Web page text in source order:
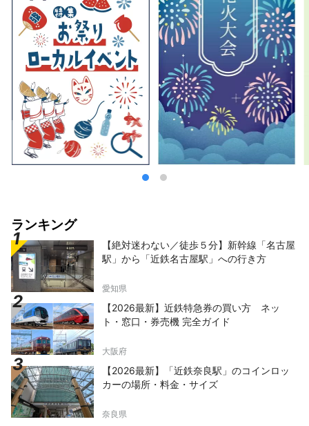
ランキング
【絶対迷わない／徒歩５分】新幹線「名古屋
駅」から「近鉄名古屋駅」への行き方
愛知県
【2026最新】近鉄特急券の買い方 ネッ
ト・窓口・券売機 完全ガイド
大阪府
【2026最新】「近鉄奈良駅」のコインロッ
カーの場所・料金・サイズ
奈良県